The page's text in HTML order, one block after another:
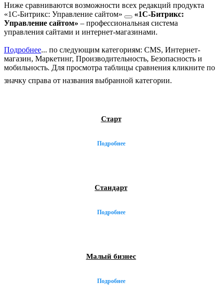
Ниже сравниваются возможности всех редакций продукта
«1С-Битрикс: Управление сайтом»
«1С-Битрикс:
Управление сайтом» – профессиональная система
управления сайтами и интернет-магазинами.
Подробнее... по следующим категориям: CMS, Интернет-
магазин, Маркетинг, Производительность, Безопасность и
мобильность. Для просмотра таблицы сравнения кликните по
значку справа от названия выбранной категории.
Старт
Подробнее
Стандарт
Подробнее
Малый бизнес
Подробнее